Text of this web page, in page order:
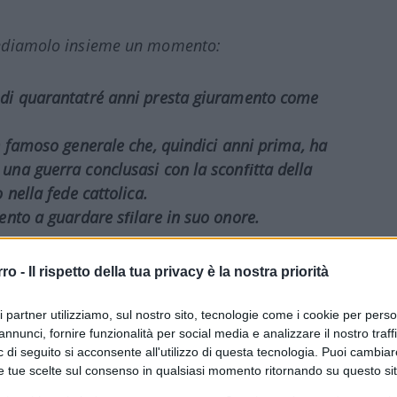
- Il rispetto della tua privacy è la nostra priorità
partner utilizziamo, sul nostro sito, tecnologie come i cookie per
fornire funzionalità per social media e analizzare il nostro
di seguito si acconsente all'utilizzo di questa tecnologia. Puoi
tue scelte sul consenso in qualsiasi momento ritornando su questo
insieme un momento:
quarantatré anni presta giuramento come
generale che, quindici anni prima, ha
guerra conclusasi con la sconﬁtta della
nella fede cattolica.
a guardare sﬁlare in suo onore.
di chi sto parlando?
questo articolo ho pensato subito al
F. Kennedy, e voi?